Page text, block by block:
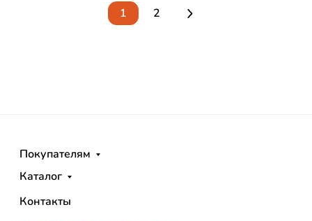
1 2
Покупателям
Каталог
Контакты